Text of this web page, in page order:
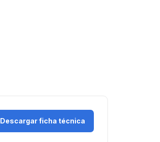
Descargar ficha técnica